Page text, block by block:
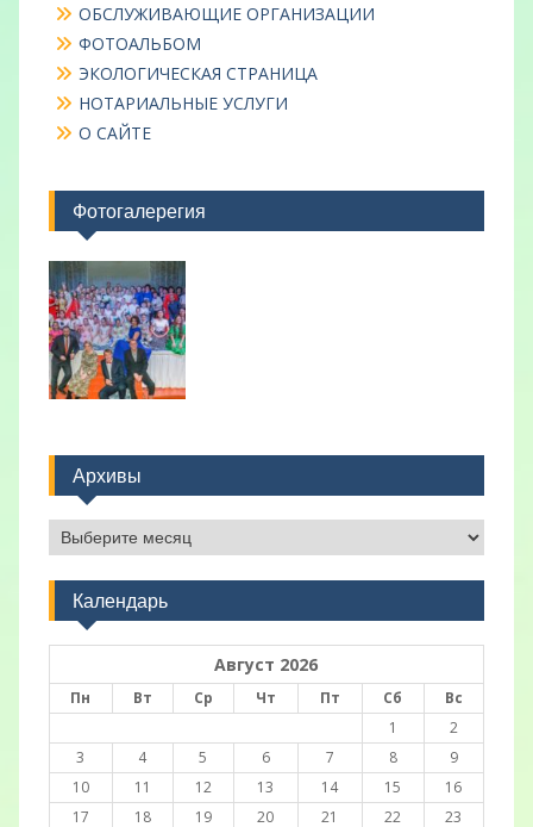
ОБСЛУЖИВАЮЩИЕ ОРГАНИЗАЦИИ
ФОТОАЛЬБОМ
ЭКОЛОГИЧЕСКАЯ СТРАНИЦА
НОТАРИАЛЬНЫЕ УСЛУГИ
О САЙТЕ
Фотогалерегия
Архивы
Архивы
Календарь
Август 2026
Пн Вт Ср Чт Пт Сб
Вс
1
2
3
4 5 6 7 8
9
10
11 12 13 14 15
16
17
18 19 20 21 22
23